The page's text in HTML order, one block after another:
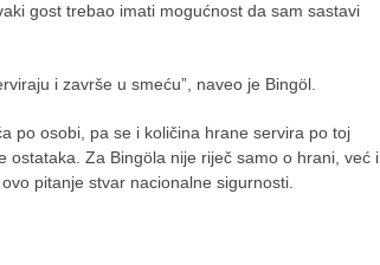
gost trebao imati mogućnost da sam sastavi
i završe u smeću”, naveo je Bingöl.
po osobi, pa se i količina hrane servira po toj
ostataka. Za Bingöla nije riječ samo o hrani, već i
pitanje stvar nacionalne sigurnosti.